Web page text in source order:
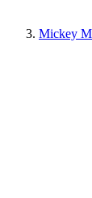
Mickey